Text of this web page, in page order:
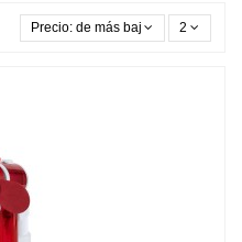
Precio: de más bajo a más alto
2